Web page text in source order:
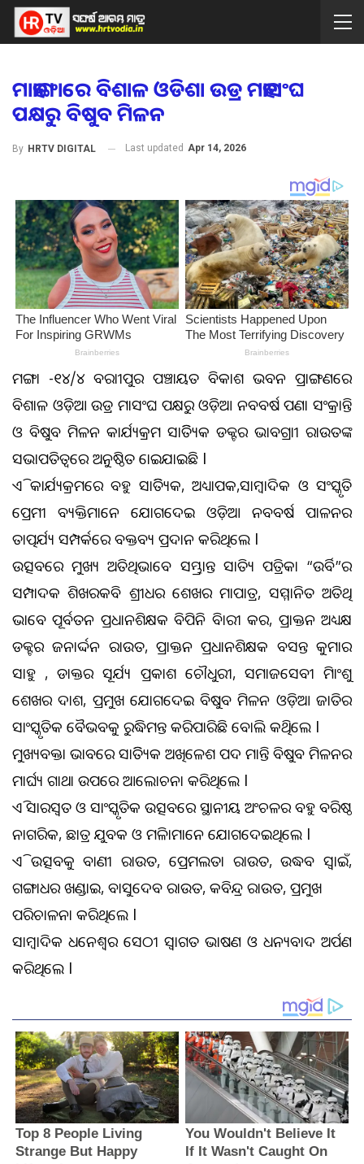
ମାହାଙ୍ଗାରେ ବିଶାଳ ଓଡିଶା ଉଡ୍ର ମହାସଂଘ
ପକ୍ଷରୁ ବିଷୁବ ମିଳନ
By HRTV DIGITAL Last updated Apr 14, 2026
ମହଙ୍ଗା -୧୪/୪ ବରାହୀପୁର ପଞ୍ଚାୟତ ବିକାଶ ଭବନ ପ୍ରାଙ୍ଗଣରେ
ବିଶାଳ ଓଡ଼ିଆ ଉଡ୍ର ମହାସଂଘ ପକ୍ଷରୁ ଓଡ଼ିଆ ନବବର୍ଷ ପଣା ସଂକ୍ରାନ୍ତି
ଓ ବିଷୁବ ମିଳନ କାର୍ଯ୍ୟକ୍ରମ ସାହିତ୍ୟିକ ଡକ୍ଟର ଭାବଗ୍ରାହୀ ରାଉତଙ୍କ
ସଭାପତିତ୍ୱରେ ଅନୁଷ୍ଠିତ ହୋଇଯାଇଛି l
ଏହି କାର୍ଯ୍ୟକ୍ରମରେ ବହୁ ସାହିତ୍ୟିକ, ଅଧ୍ୟାପକ,ସାମ୍ବାଦିକ ଓ ସଂସ୍କୃତି
ପ୍ରେମୀ ବ୍ୟକ୍ତିମାନେ ଯୋଗଦେଇ ଓଡ଼ିଆ ନବବର୍ଷ ପାଳନର
ତାତ୍ପର୍ଯ୍ୟ ସମ୍ପର୍କରେ ବକ୍ତବ୍ୟ ପ୍ରଦାନ କରିଥିଲେ l
ଉତ୍ସବରେ ମୁଖ୍ୟ ଅତିଥିଭାବେ ସମ୍ଭ୍ରାନ୍ତ ସାହିତ୍ୟ ପତ୍ରିକା “ଉର୍ବି”ର
ସମ୍ପାଦକ ଶିଖରକବି ଶ୍ରୀଧର ଶେଖର ମହାପାତ୍ର, ସମ୍ମାନିତ ଅତିଥି
ଭାବେ ପୂର୍ବତନ ପ୍ରଧାନଶିକ୍ଷକ ବିପିନି ବିହାରୀ କର, ପ୍ରାକ୍ତନ ଅଧ୍ୟକ୍ଷ
ଡକ୍ଟର ଜନାର୍ଦ୍ଦନ ରାଉତ, ପ୍ରାକ୍ତନ ପ୍ରଧାନଶିକ୍ଷକ ବସନ୍ତ କୁମାର
ସାହୁ , ଡାକ୍ତର ସୂର୍ଯ୍ୟ ପ୍ରକାଶ ଚୌଧୁରୀ, ସମାଜସେବୀ ହିମାଂଶୁ
ଶେଖର ଦାଶ, ପ୍ରମୁଖ ଯୋଗଦେଇ ବିଷୁବ ମିଳନ ଓଡ଼ିଆ ଜାତିର
ସାଂସ୍କୃତିକ ବୈଭବକୁ ରୁଦ୍ଧିମନ୍ତ କରିପାରିଛି ବୋଲି କହିଥିଲେ l
ମୁଖ୍ୟବକ୍ତା ଭାବରେ ସାହିତ୍ୟିକ ଅଖିଳେଶ ପଦ ମହାନ୍ତି ବିଷୁବ ମିଳନର
ମହାର୍ଘ୍ୟ ଗାଥା ଉପରେ ଆଲୋଚନା କରିଥିଲେ l
ଏହି ସାରସ୍ୱତ ଓ ସାଂସ୍କୃତିକ ଉତ୍ସବରେ ସ୍ଥାନୀୟ ଅଂଚଳର ବହୁ ବରିଷ୍ଠ
ନାଗରିକ, ଛାତ୍ର ଯୁବକ ଓ ମହିଳାମାନେ ଯୋଗଦେଇଥିଲେ l
ଏହି ଉତ୍ସବକୁ ବାଣୀ ରାଉତ, ପ୍ରେମଲତା ରାଉତ, ଉଦ୍ଧବ ସ୍ୱାଇଁ,
ଗଙ୍ଗାଧର ଖଣ୍ଡାଇ, ବାସୁଦେବ ରାଉତ, କବିନ୍ଦ୍ର ରାଉତ, ପ୍ରମୁଖ
ପରିଚାଳନା କରିଥିଲେ l
ସାମ୍ବାଦିକ ଧନେଶ୍ୱର ସେଠୀ ସ୍ୱାଗତ ଭାଷଣ ଓ ଧନ୍ୟବାଦ ଅର୍ପଣ
କରିଥିଲେ l